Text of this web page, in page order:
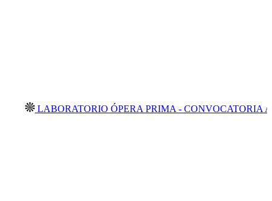
LABORATORIO ÓPERA PRIMA - CONVOCATORIA ABIERTA